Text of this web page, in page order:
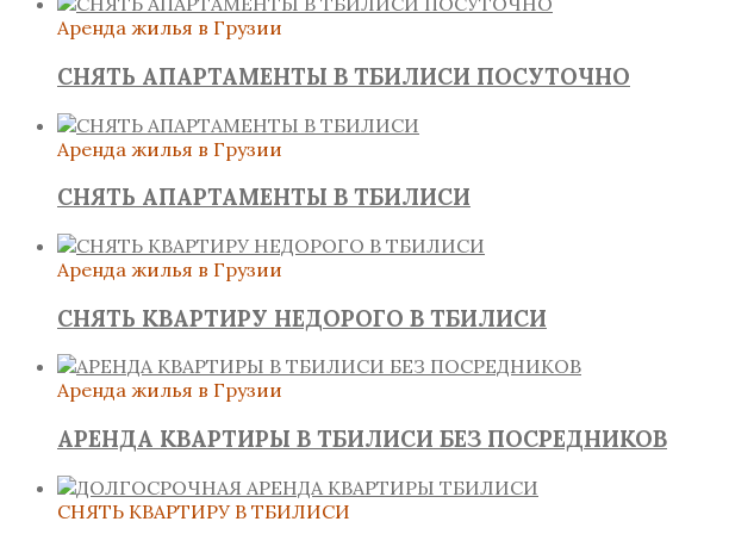
Аренда жилья в Грузии
СНЯТЬ АПАРТАМЕНТЫ В ТБИЛИСИ ПОСУТОЧНО
Аренда жилья в Грузии
СНЯТЬ АПАРТАМЕНТЫ В ТБИЛИСИ
Аренда жилья в Грузии
СНЯТЬ КВАРТИРУ НЕДОРОГО В ТБИЛИСИ
Аренда жилья в Грузии
АРЕНДА КВАРТИРЫ В ТБИЛИСИ БЕЗ ПОСРЕДНИКОВ
СНЯТЬ КВАРТИРУ В ТБИЛИСИ